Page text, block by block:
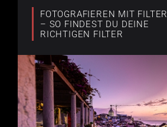
FOTOGRAFIEREN MIT FILTER
– SO FINDEST DU DEINE
RICHTIGEN FILTER